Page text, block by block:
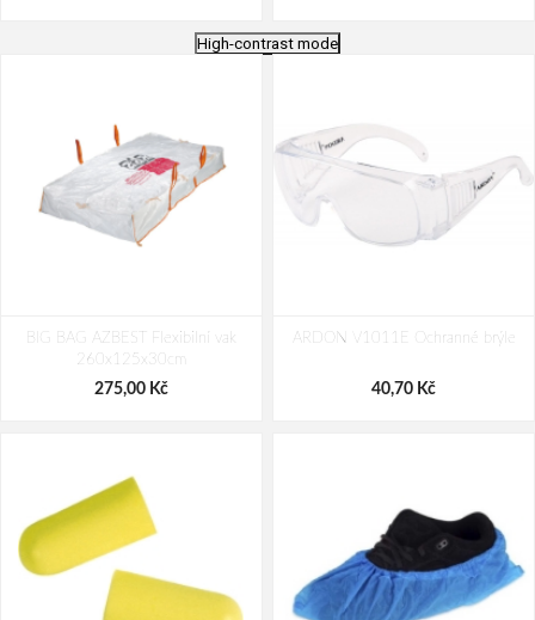
1 ks
44,90 Kč
tvarovaný bez ventilku 1 ks
High-contrast mode
BIG BAG AZBEST Flexibilní vak
260x125x30cm
275,00 Kč
ARDON V1011E Ochranné brýle
40,70 Kč